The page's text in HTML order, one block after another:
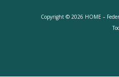
Copyright © 2026 HOME –